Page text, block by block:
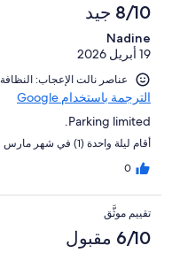
8/10 جيد
Nadine
19 أبريل 2026
عناصر نالت الإعجاب: ⁦النظافة⁩ و⁦وسائل الراحة⁩
الترجمة باستخدام Google
Parking limited.
أقام ليلة واحدة (1) في شهر مارس عام 2026
0
تقييم موثَّق
6/10 مقبول